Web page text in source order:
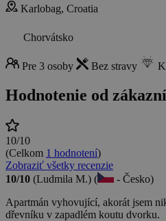
Karlobag, Croatia
Chorvátsko
Pre 3 osoby Bez stravy
Hodnotenie od
10/10
(Celkom 1 hodnotení)
Zobraziť všetky recenzie
10/10 (Ludmila M.) (
- Česko)
Apartmán vyhovující, akorát jsem
dřevníku v zapadlém koutu dvorku.